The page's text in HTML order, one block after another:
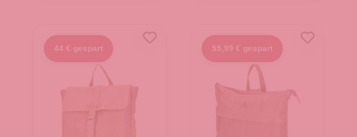
44 € gespart 55,99 € gespart